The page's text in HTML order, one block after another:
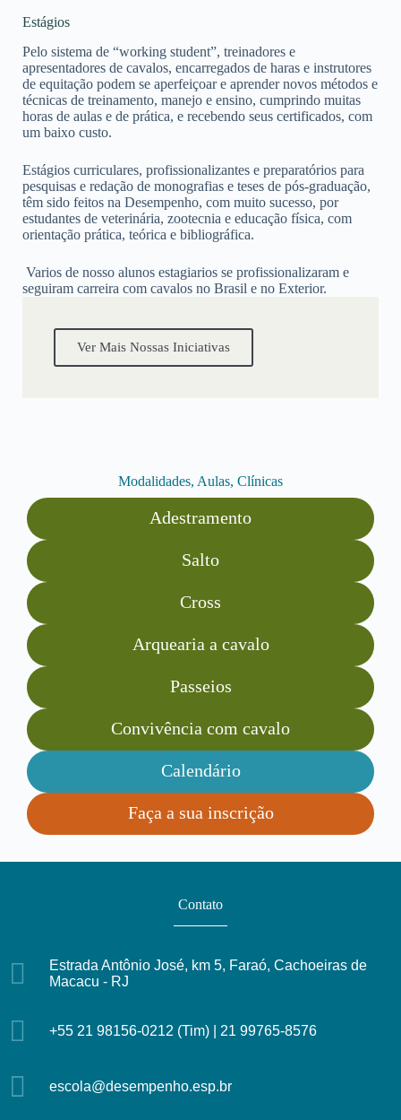
Estágios
Pelo sistema de “working student”, treinadores e
apresentadores de cavalos, encarregados de haras e instrutores
de equitação podem se aperfeiçoar e aprender novos métodos e
técnicas de treinamento, manejo e ensino, cumprindo muitas
horas de aulas e de prática, e recebendo seus certificados, com
um baixo custo.
Estágios curriculares, profissionalizantes e preparatórios para
pesquisas e redação de monografias e teses de pós-graduação,
têm sido feitos na Desempenho, com muito sucesso, por
estudantes de veterinária, zootecnia e educação física, com
orientação prática, teórica e bibliográfica.
Varios de nosso alunos estagiarios se profissionalizaram e
seguiram carreira com cavalos no Brasil e no Exterior.
Ver Mais Nossas Iniciativas
Modalidades, Aulas, Clínicas
Adestramento
Salto
Cross
Arquearia a cavalo
Passeios
Convivência com cavalo
Calendário
Faça a sua inscrição
Contato
Estrada Antônio José, km 5, Faraó, Cachoeiras de
Macacu - RJ
+55 21 98156-0212 (Tim) | 21 99765-8576
escola@desempenho.esp.br